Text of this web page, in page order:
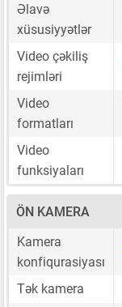
Əlavə
xüsusiyyətlər
Video çəkiliş
rejimləri
Video
formatları
Video
funksiyaları
ÖN KAMERA
Kamera
konfiqurasiyası
Tək kamera